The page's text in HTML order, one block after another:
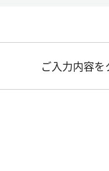
ご入力内容を